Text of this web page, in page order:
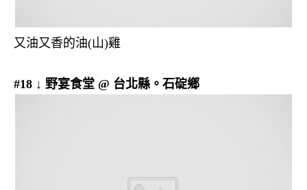
又油又香的油(山)雞
#18 ↓ 野宴食堂 @ 台北縣。石碇鄉